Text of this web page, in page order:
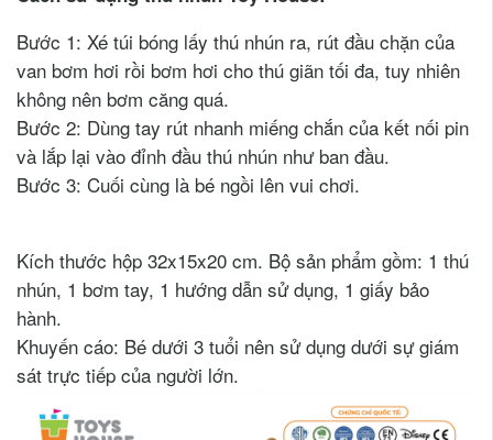
Bước 1: Xé túi bóng lấy thú nhún ra, rút đầu chặn của
van bơm hơi rồi bơm hơi cho thú giãn tối đa, tuy nhiên
không nên bơm căng quá.
Bước 2: Dùng tay rút nhanh miếng chắn của kết nối pin
và lắp lại vào đỉnh đầu thú nhún như ban đầu.
Bước 3: Cuối cùng là bé ngồi lên vui chơi.
Kích thước hộp 32x15x20 cm. Bộ sản phẩm gồm: 1 thú
nhún, 1 bơm tay, 1 hướng dẫn sử dụng, 1 giấy bảo
hành.
Khuyến cáo: Bé dưới 3 tuổi nên sử dụng dưới sự giám
sát trực tiếp của người lớn.